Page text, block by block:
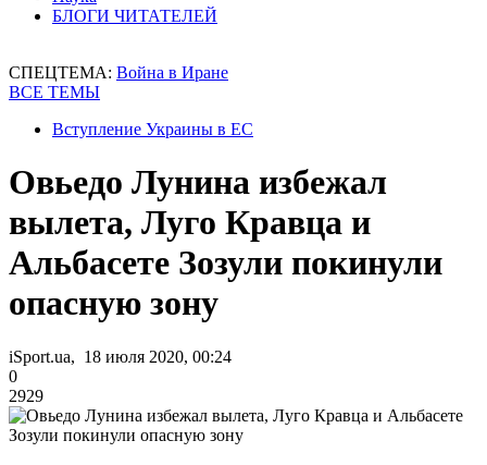
БЛОГИ ЧИТАТЕЛЕЙ
СПЕЦТЕМА: Война в Иране
ВСЕ ТЕМЫ
Вступление Украины в ЕС
Овьедо Лунина избежал
вылета, Луго Кравца и
Альбасете Зозули покинули
опасную зону
iSport.ua, 18 июля 2020, 00:24
0
2929